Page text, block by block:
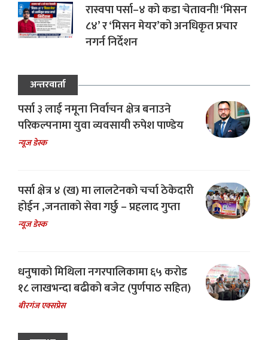
रास्वपा पर्सा–४ को कडा चेतावनी! ‘मिसन
८४’ र ‘मिसन मेयर’को अनधिकृत प्रचार
नगर्न निर्देशन
अन्तरवार्ता
पर्सा ३ लाई नमूना निर्वाचन क्षेत्र बनाउने
परिकल्पनामा युवा व्यवसायी रुपेश पाण्डेय
न्यूज डेस्क
पर्सा क्षेत्र ४ (ख) मा लालटेनको चर्चा ठेकेदारी
होईन ,जनताको सेवा गर्छु – प्रहलाद गुप्ता
न्यूज डेस्क
धनुषाको मिथिला नगरपालिकामा ६५ करोड
१८ लाखभन्दा बढीको बजेट (पुर्णपाठ सहित)
बीरगंज एक्सप्रेस